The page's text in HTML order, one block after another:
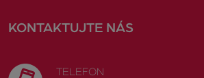
KONTAKTUJTE NÁS
TELEFON